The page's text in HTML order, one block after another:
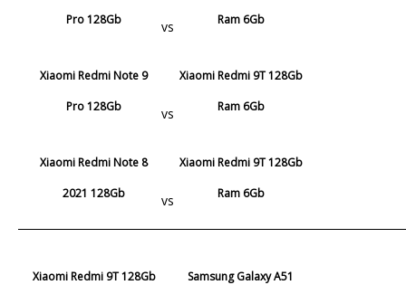
Pro 128Gb
vs
Ram 6Gb
Xiaomi Redmi Note 9
Pro 128Gb
vs
Xiaomi Redmi 9T 128Gb
Ram 6Gb
Xiaomi Redmi Note 8
2021 128Gb
vs
Xiaomi Redmi 9T 128Gb
Ram 6Gb
Xiaomi Redmi 9T 128Gb
Samsung Galaxy A51